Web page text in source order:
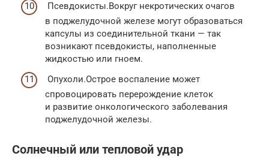
Псевдокисты.Вокруг некротических очагов
в поджелудочной железе могут образоваться
капсулы из соединительной ткани — так
возникают псевдокисты, наполненные
жидкостью или гноем.
Опухоли.Острое воспаление может
спровоцировать перерождение клеток
и развитие онкологического заболевания
поджелудочной железы.
Солнечный или тепловой удар